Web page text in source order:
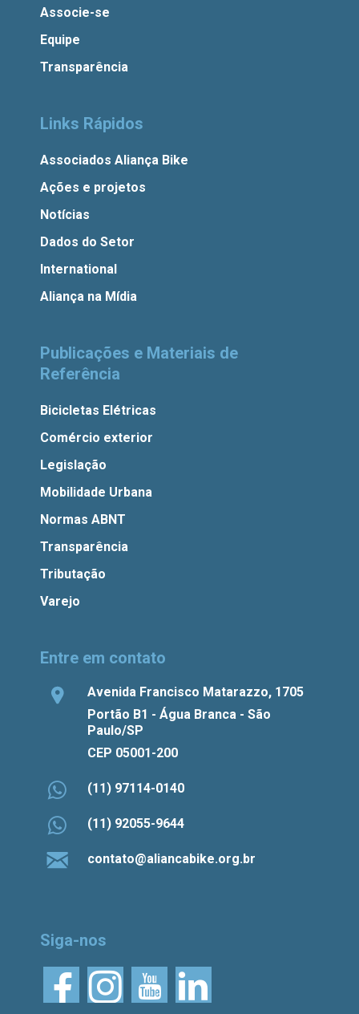
Associe-se
Equipe
Transparência
Links Rápidos
Associados Aliança Bike
Ações e projetos
Notícias
Dados do Setor
International
Aliança na Mídia
Publicações e Materiais de
Referência
Bicicletas Elétricas
Comércio exterior
Legislação
Mobilidade Urbana
Normas ABNT
Transparência
Tributação
Varejo
Entre em contato
Avenida Francisco Matarazzo, 1705
Portão B1 - Água Branca - São
Paulo/SP
CEP 05001-200
(11) 97114-0140
(11) 92055-9644
contato@aliancabike.org.br
Siga-nos